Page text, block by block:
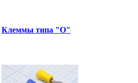
Клеммы типа "O"